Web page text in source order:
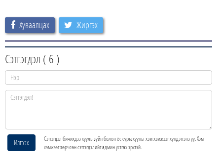
Хуваалцах Жиргэх
Сэтгэгдэл ( 6 )
Илгээх
Сэтгэгдэл бичихдээ хууль зүйн болон ёс суртахууны хэм хэмжээг хүндэтгэнэ үү. Хэм
хэмжээг зөрчсөн сэтгэгдэлийг админ устгах эрхтэй.